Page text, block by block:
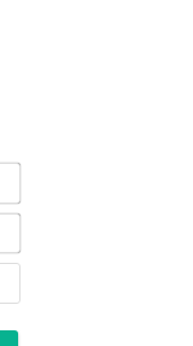
Ad:*
E-